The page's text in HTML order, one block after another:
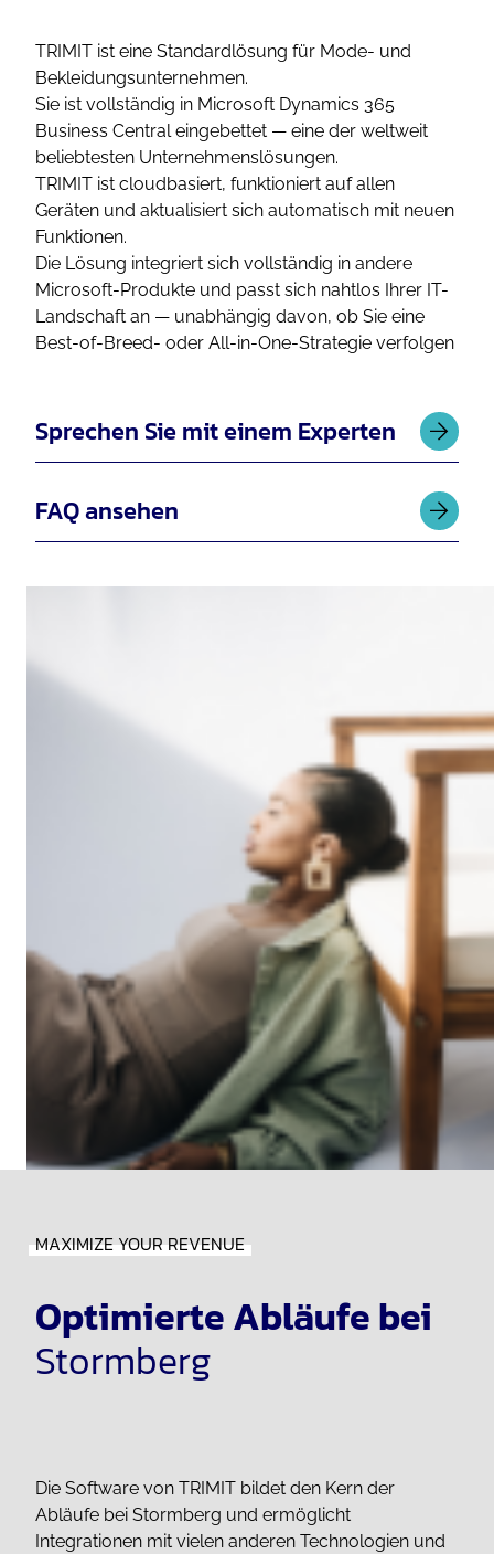
TRIMIT ist eine Standardlösung für Mode- und
Bekleidungsunternehmen.
Sie ist vollständig in Microsoft Dynamics 365
Business Central eingebettet — eine der weltweit
beliebtesten Unternehmenslösungen.
TRIMIT ist cloudbasiert, funktioniert auf allen
Geräten und aktualisiert sich automatisch mit neuen
Funktionen.
Die Lösung integriert sich vollständig in andere
Microsoft-Produkte und passt sich nahtlos Ihrer IT-
Landschaft an — unabhängig davon, ob Sie eine
Best-of-Breed- oder All-in-One-Strategie verfolgen
Sprechen Sie mit einem Experten
FAQ ansehen
MAXIMIZE YOUR REVENUE
Optimierte Abläufe bei
Stormberg
Die Software von TRIMIT bildet den Kern der
Abläufe bei Stormberg und ermöglicht
Integrationen mit vielen anderen Technologien und